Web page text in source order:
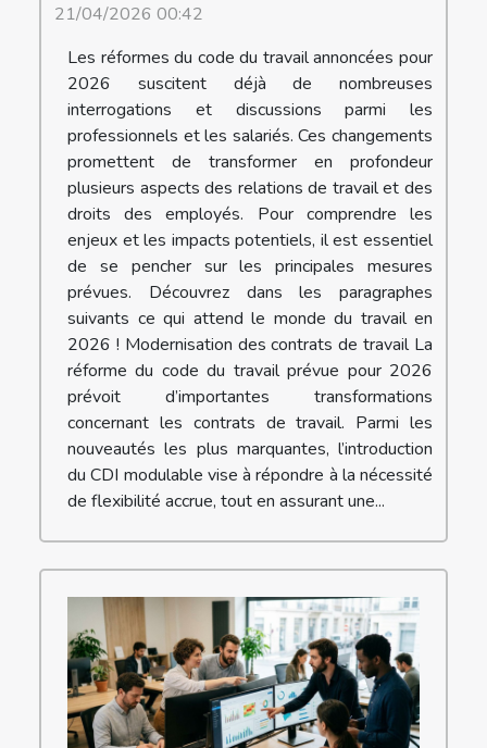
21/04/2026 00:42
Les réformes du code du travail annoncées pour
2026 suscitent déjà de nombreuses
interrogations et discussions parmi les
professionnels et les salariés. Ces changements
promettent de transformer en profondeur
plusieurs aspects des relations de travail et des
droits des employés. Pour comprendre les
enjeux et les impacts potentiels, il est essentiel
de se pencher sur les principales mesures
prévues. Découvrez dans les paragraphes
suivants ce qui attend le monde du travail en
2026 ! Modernisation des contrats de travail La
réforme du code du travail prévue pour 2026
prévoit d’importantes transformations
concernant les contrats de travail. Parmi les
nouveautés les plus marquantes, l’introduction
du CDI modulable vise à répondre à la nécessité
de flexibilité accrue, tout en assurant une...